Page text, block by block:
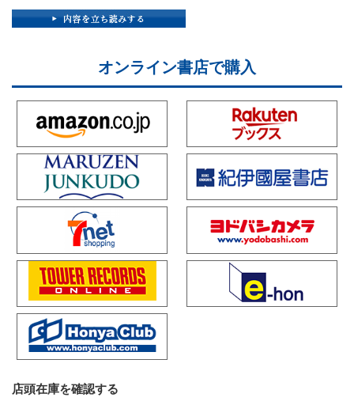
オンライン書店で購入
店頭在庫を確認する